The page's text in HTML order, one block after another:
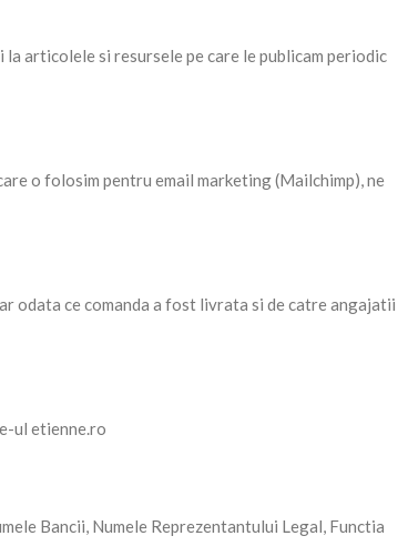
articolele si resursele pe care le publicam periodic
o folosim pentru email marketing (Mailchimp), ne
odata ce comanda a fost livrata si de catre angajatii
ul etienne.ro
Bancii, Numele Reprezentantului Legal, Functia